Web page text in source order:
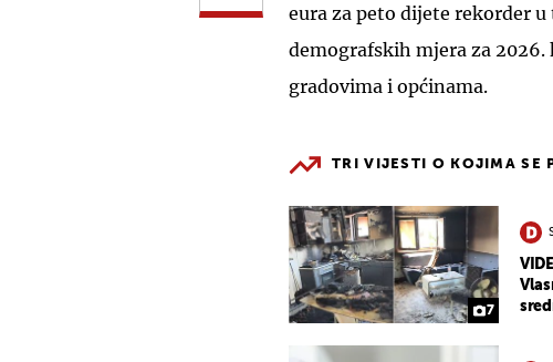
eura za peto dijete rekorder
demografskih mjera za
gradovima i općinama.
TRI VIJESTI O KOJIMA SE
7